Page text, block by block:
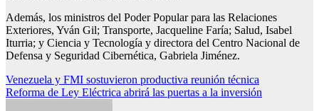
Además, los ministros del Poder Popular para las Relaciones
Exteriores, Yván Gil; Transporte, Jacqueline Faría; Salud, Isabel
Iturria; y Ciencia y Tecnología y directora del Centro Nacional de
Defensa y Seguridad Cibernética, Gabriela Jiménez.
Navegación
de
Venezuela y FMI sostuvieron productiva reunión técnica
Reforma de Ley Eléctrica abrirá las puertas a la inversión